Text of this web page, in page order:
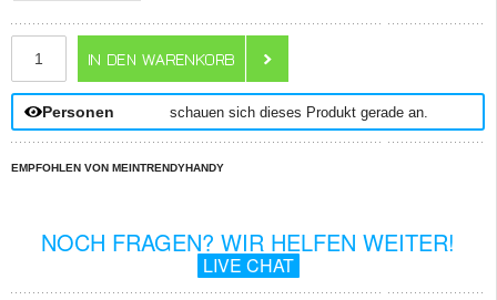
Personen schauen sich dieses Produkt gerade an.
EMPFOHLEN VON MEINTRENDYHANDY
NOCH FRAGEN? WIR HELFEN WEITER!
LIVE CHAT